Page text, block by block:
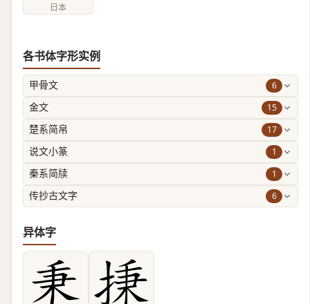
日本
各书体字形实例
甲骨文 6
金文 15
楚系简帛 17
说文小篆 1
秦系简牍 1
传抄古文字 6
异体字